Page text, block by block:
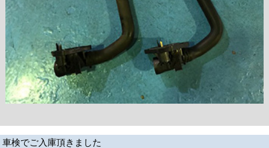
車検でご入庫頂きました